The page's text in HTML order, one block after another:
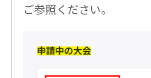
ご参照ください。